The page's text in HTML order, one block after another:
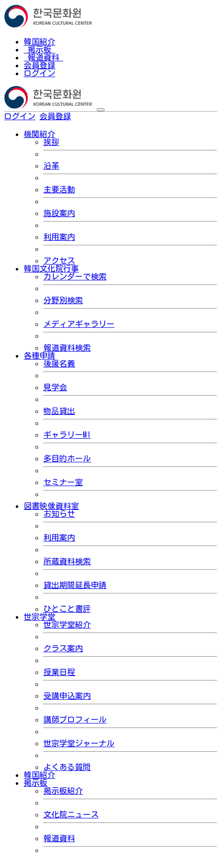
韓国紹介
掲示板
報道資料
会員登録
ログイン
ログイン 会員登録
機関紹介
挨拶
沿革
主要活動
施設案内
利用案内
アクセス
韓国文化院行事
カレンダーで検索
分野別検索
メディアギャラリー
報道資料検索
各種申請
後援名義
見学会
物品貸出
ギャラリーMI
多目的ホール
セミナー室
図書映像資料室
お知らせ
利用案内
所蔵資料検索
貸出期間延長申請
ひとこと書評
世宗学堂
世宗学堂紹介
クラス案内
授業日程
受講申込案内
講師プロフィール
世宗学堂ジャーナル
よくある質問
韓国紹介
掲示板
掲示板紹介
文化院ニュース
報道資料